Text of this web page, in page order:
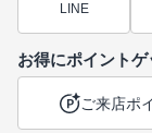
LINE
お得にポイントゲ
ご来店ポ